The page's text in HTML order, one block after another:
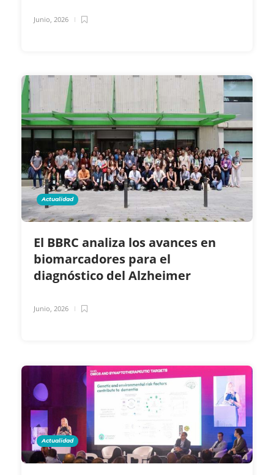
Junio, 2026
Actualidad
El BBRC analiza los avances en
biomarcadores para el
diagnóstico del Alzheimer
Junio, 2026
Actualidad